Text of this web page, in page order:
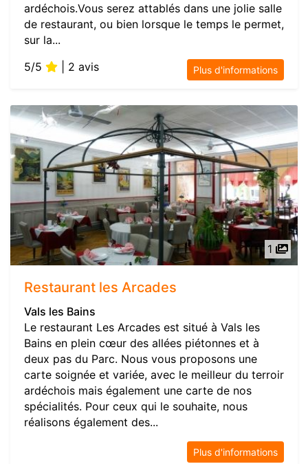
ardéchois.Vous serez attablés dans une jolie salle
de restaurant, ou bien lorsque le temps le permet,
sur la...
5/5
| 2 avis Plus d'informations
1
Restaurant les Arcades
Vals les Bains
Le restaurant Les Arcades est situé à Vals les
Bains en plein cœur des allées piétonnes et à
deux pas du Parc. Nous vous proposons une
carte soignée et variée, avec le meilleur du terroir
ardéchois mais également une carte de nos
spécialités. Pour ceux qui le souhaite, nous
réalisons également des...
Plus d'informations